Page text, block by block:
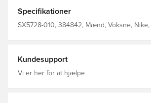
Specifikationer
SX5728-010, 384842, Mænd, Voksne, Nike,
Kundesupport
Vi er her for at hjælpe